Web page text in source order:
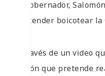
El gobernador,
pretender boicotear
A través de un video
acción que pretende